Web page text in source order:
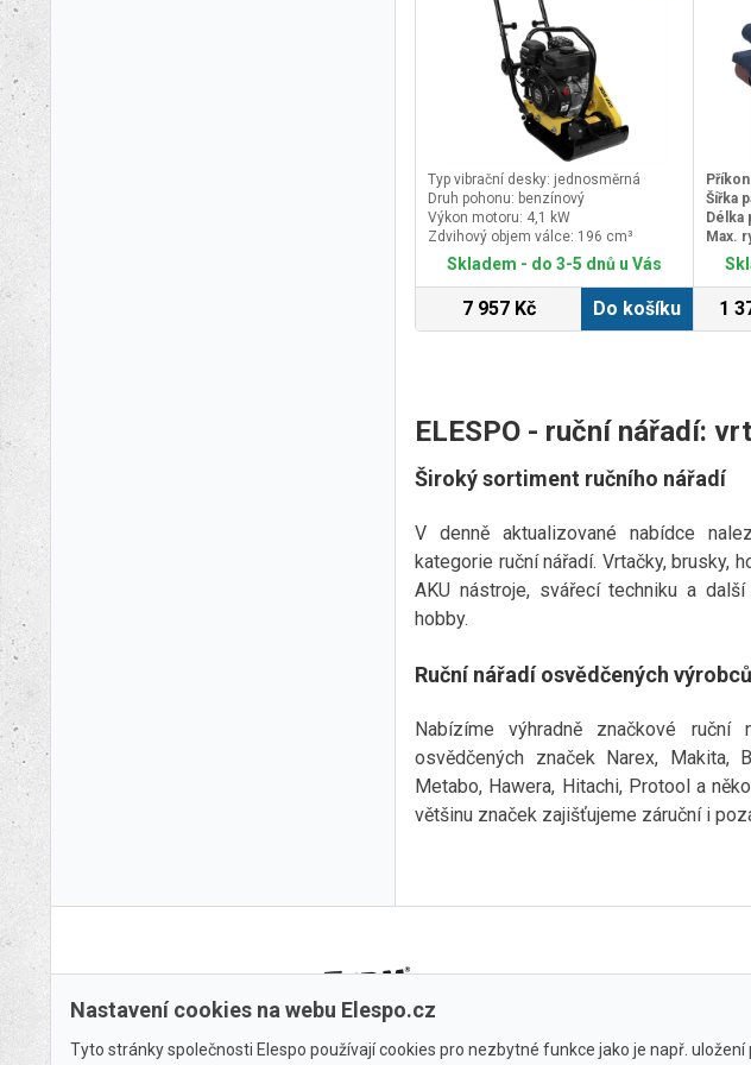
Typ vibrační desky: jednosměrná
Druh pohonu: benzínový
Výkon motoru: 4,1 kW
Zdvihový objem válce: 196 cm³
Skladem - do 3-5 dnů u Vás
7 957 Kč Do košíku
Šířka
Délka
Max.
1
ELESPO - ruční nářadí:
Široký sortiment ručního nářadí
V denně aktualizované nabídce
kategorie ruční nářadí. Vrtačky, brusky,
AKU nástroje, svářecí techniku a
hobby.
Ruční nářadí osvědčených výrobců
Nabízíme výhradně značkové ruční
osvědčených značek Narex, Makita,
Metabo, Hawera, Hitachi, Protool a
většinu značek zajišťujeme záruční i
Nastavení cookies na webu Elespo.cz
Tyto stránky společnosti Elespo používají cookies pro nezbytné funkce jako je např.